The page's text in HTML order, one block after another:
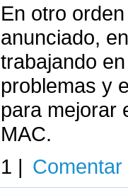
En otro
anunciado,
trabajando
problemas y
para mejorar
MAC.
1 | Comentar